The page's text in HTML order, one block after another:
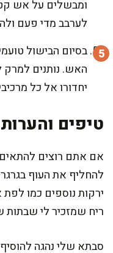
ומבשלים על אש
לערבב מדי פעם
בסיום הבישול
יחדורו אל כל
טיפים
אם אתם רוצים להתאים
להחליף את העוף
ירקות נוספים כמו
ריח שמזכיר לי
סבתא שלי נהגה